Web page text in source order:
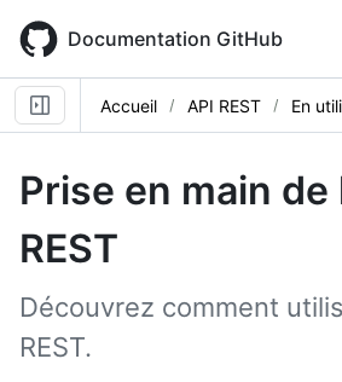
main
content
Documentation GitHub
Accueil API REST En
Prise en main de
REST
Découvrez comment
REST.